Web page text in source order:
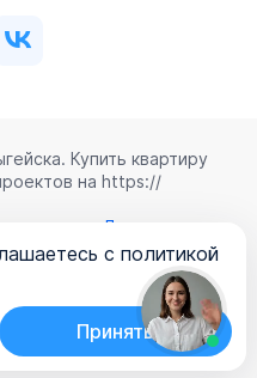
Купить квартиру
на https://
с
Лицензионным
и
данных
с политикой
Принять